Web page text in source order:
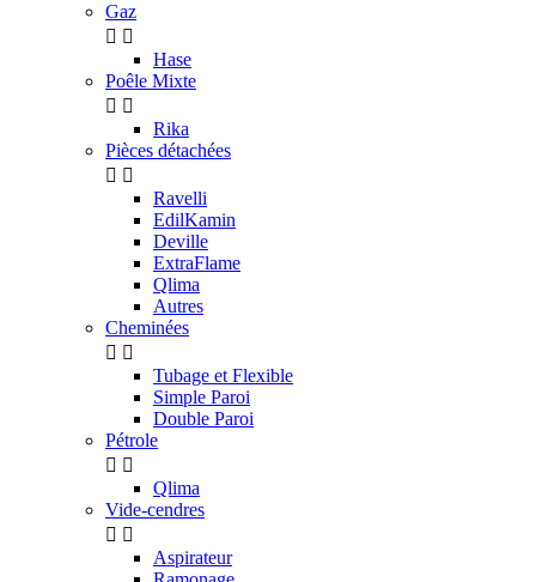
Gaz
 
Hase
Poêle Mixte
 
Rika
Pièces détachées
 
Ravelli
EdilKamin
Deville
ExtraFlame
Qlima
Autres
Cheminées
 
Tubage et Flexible
Simple Paroi
Double Paroi
Pétrole
 
Qlima
Vide-cendres
 
Aspirateur